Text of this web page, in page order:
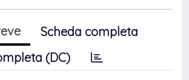
Scheda completa
(DC)